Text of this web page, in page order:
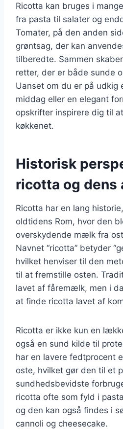
Ricotta kan bruges i
fra pasta til salater og
Tomater, på den anden
grøntsag, der kan
tilberedte. Sammen
retter, der er både sunde
Uanset om du er på udkig
middag eller en elegant
opskrifter inspirere dig til
køkkenet.
Historisk
ricotta og dens
Ricotta har en lang
oldtidens Rom, hvor den
overskydende mælk fra
Navnet “ricotta” betyder
hvilket henviser til den
til at fremstille osten.
lavet af fåremælk, men i
at finde ricotta lavet af
Ricotta er ikke kun en
også en sund kilde til
har en lavere fedtprocent
oste, hvilket gør den til et
sundhedsbevidste
ricotta ofte som fyld i
og den kan også findes i
cannoli og cheesecake.